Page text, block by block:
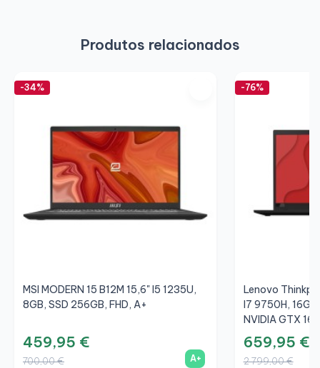
Produtos relacionados
-34%
MSI MODERN 15 B12M 15,6" I5 1235U,
8GB, SSD 256GB, FHD, A+
459,95 €
700,00 € A+
-76%
Lenovo
I7 9750H,
NVIDIA GTX
659,95 €
2 799,00 €